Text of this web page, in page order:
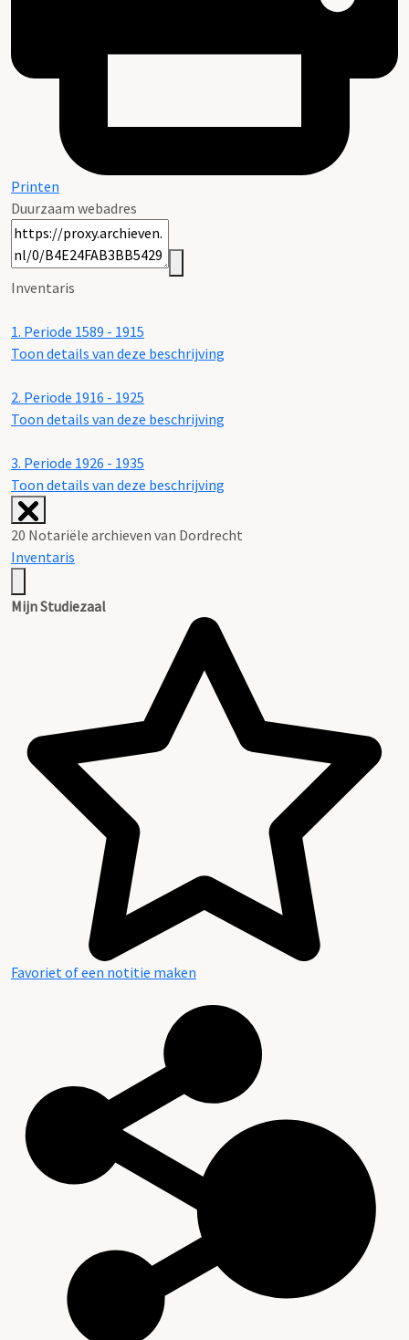
Printen
Duurzaam webadres
Inventaris
1. Periode 1589 - 1915
Toon details van deze beschrijving
2. Periode 1916 - 1925
Toon details van deze beschrijving
3. Periode 1926 - 1935
Toon details van deze beschrijving
20 Notariële archieven van Dordrecht
Inventaris
Mijn Studiezaal
Favoriet of een notitie maken